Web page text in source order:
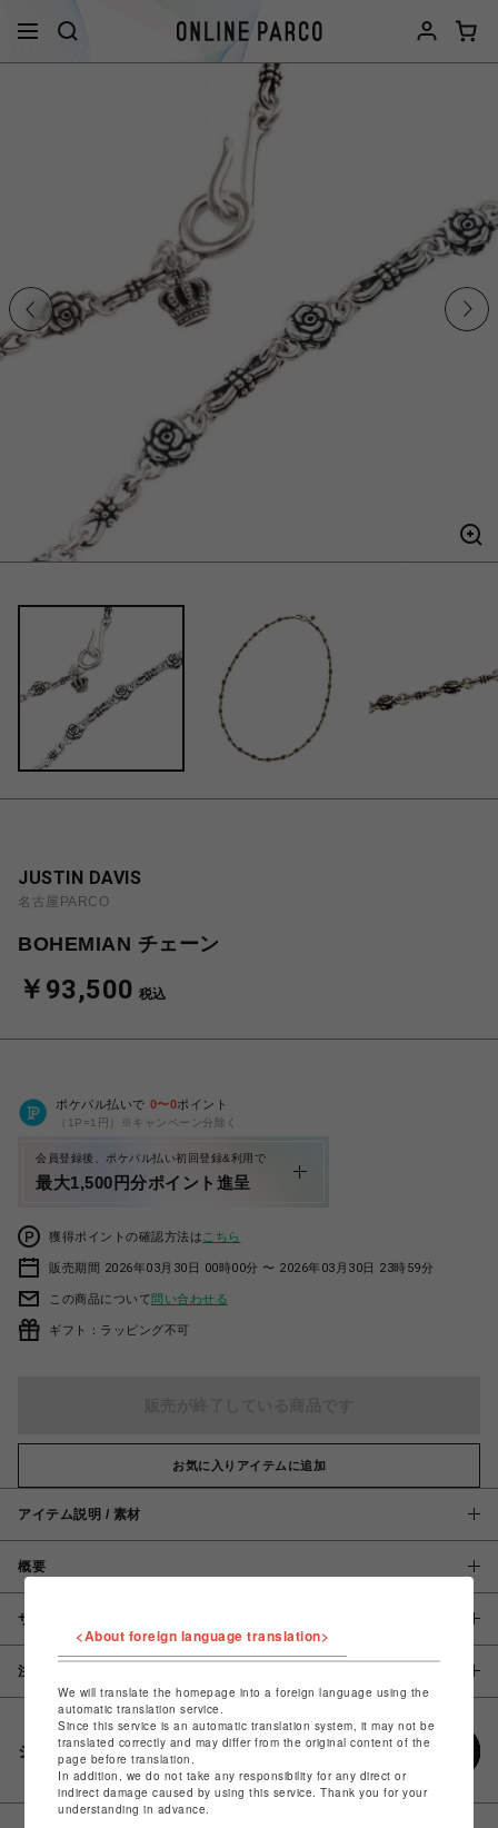
JUSTIN DAVIS
名古屋PARCO
BOHEMIAN チェーン
￥93,500 税込
ポケパル払いで 0〜0ポイント
（1P=1円）※キャンペーン分除く
会員登録後、ポケパル払い初回登録&利用で
最大1,500円分ポイント進呈
獲得ポイントの確認方法は こちら
販売期間 2026年03月30日 00時00分 〜 2026年03月30日 23時59分
この商品について問い合わせる
ギフト：ラッピング不可
お気に入りアイテムに追加
アイテム説明 / 素材
概要
サイズ
注意事項
シェアする
<About foreign language translation>
We will translate the homepage into a foreign language using the
automatic translation service.
Since this service is an automatic translation system, it may not be
translated correctly and may differ from the original content of the
page before translation.
In addition, we do not take any responsibility for any direct or
indirect damage caused by using this service. Thank you for your
understanding in advance.